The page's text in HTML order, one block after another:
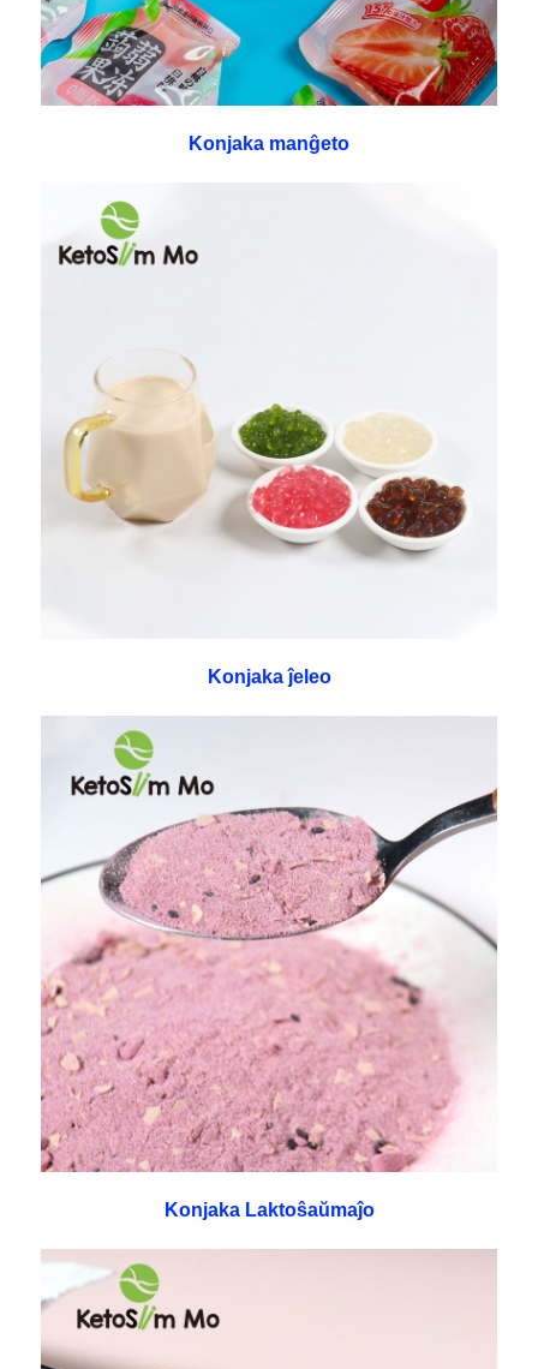
Konjaka manĝeto
Konjaka ĵeleo
Konjaka Laktoŝaŭmaĵo